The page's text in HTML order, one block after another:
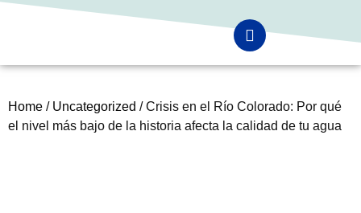
Home / Uncategorized / Crisis en el Río Colorado: Por qué
el nivel más bajo de la historia afecta la calidad de tu agua